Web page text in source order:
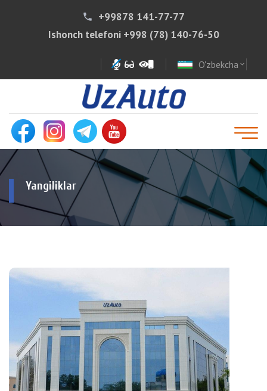
phone
+99878 141-77-77
Ishonch telefoni +998 (78) 140-76-50
O'zbekcha expand_more
Yangiliklar